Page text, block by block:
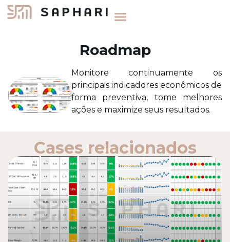
Roadmap
Monitore continuamente os
principais indicadores econômicos de
forma preventiva, tome melhores
ações e maximize seus resultados.
Cases relacionados